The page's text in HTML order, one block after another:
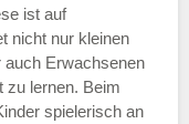
ist auf
nicht nur kleinen
auch Erwachsenen
zu lernen. Beim
spielerisch an